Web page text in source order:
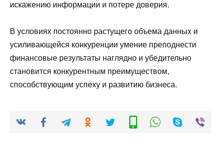
искажению информации и потере доверия.
В условиях постоянно растущего объема данных и
усиливающейся конкуренции умение преподнести
финансовые результаты наглядно и убедительно
становится конкурентным преимуществом,
способствующим успеху и развитию бизнеса.